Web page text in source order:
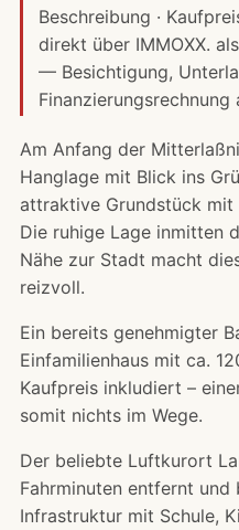
Beschreibung ·
direkt über IMMOXX.
— Besichtigung,
Finanzierungsrechnung
Am Anfang der
Hanglage mit Blick ins
attraktive Grundstück mit
Die ruhige Lage inmitten
Nähe zur Stadt macht
reizvoll.
Ein bereits genehmigter
Einfamilienhaus mit ca.
Kaufpreis inkludiert –
somit nichts im Wege.
Der beliebte Luftkurort
Fahrminuten entfernt
Infrastruktur mit Schule,